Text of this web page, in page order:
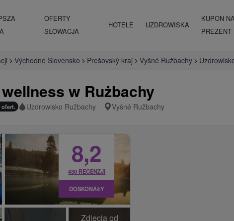
OFERTY
SŁOWACJA
HOTELE UZDROWISKA
KUPON NA
PREZENT
Východné Slovensko Prešovský kraj Vyšné Ružbachy
w Rużbachy
ofert. Uzdrowisko Ružbachy Vyšné Ružbachy
Zdjęcia od
8,2
430 RECENZJI
DOSKONAŁY